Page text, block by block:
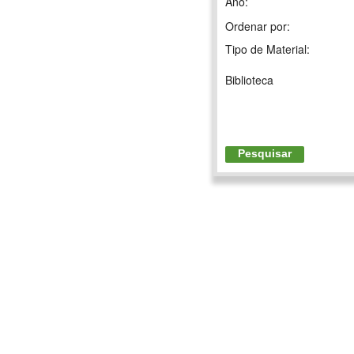
Ordenar por:
Tipo de Material:
Biblioteca
Pesquisar